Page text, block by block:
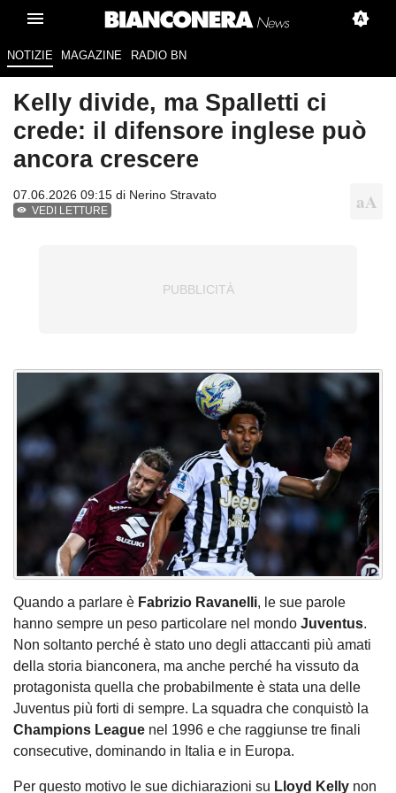
NOTIZIE MAGAZINE RADIO BN
Kelly divide, ma Spalletti ci
crede: il difensore inglese può
ancora crescere
07.06.2026 09:15 di Nerino Stravato
VEDI LETTURE
Quando a parlare è Fabrizio Ravanelli, le sue parole
hanno sempre un peso particolare nel mondo Juventus.
Non soltanto perché è stato uno degli attaccanti più amati
della storia bianconera, ma anche perché ha vissuto da
protagonista quella che probabilmente è stata una delle
Juventus più forti di sempre. La squadra che conquistò la
Champions League nel 1996 e che raggiunse tre finali
consecutive, dominando in Italia e in Europa.
Per questo motivo le sue dichiarazioni su Lloyd Kelly non